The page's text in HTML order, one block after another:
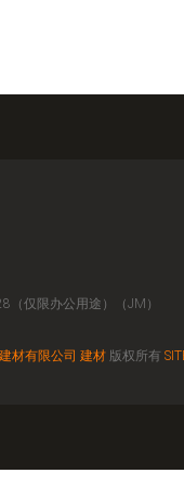
（仅限办公用途）（JM）
材有限公司 建材 版权所有